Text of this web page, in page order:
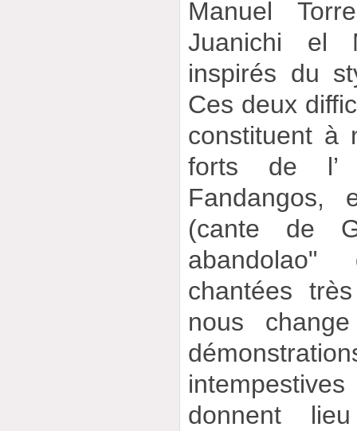
Manuel
Juanichi el
inspirés du
Ces deux
constituent à
forts de l’
Fandangos,
(cante de
chantées
nous
donnent